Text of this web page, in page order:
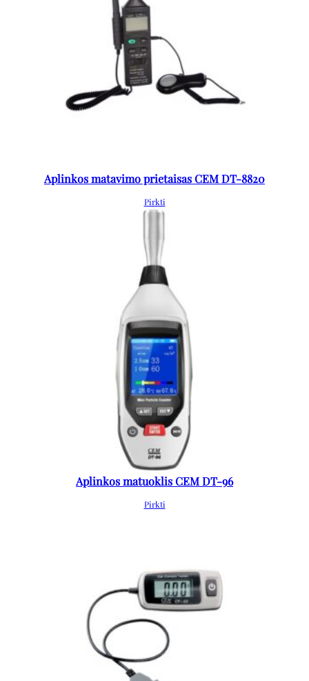
Aplinkos matavimo prietaisas CEM DT-8820
Pirkti
Aplinkos matuoklis CEM DT-96
Pirkti